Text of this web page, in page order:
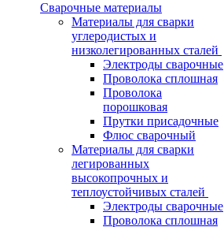
Сварочные материалы
Материалы для сварки
углеродистых и
низколегированных сталей
Электроды сварочные
Проволока сплошная
Проволока
порошковая
Прутки присадочные
Флюс сварочный
Материалы для сварки
легированных
высокопрочных и
теплоустойчивых сталей
Электроды сварочные
Проволока сплошная